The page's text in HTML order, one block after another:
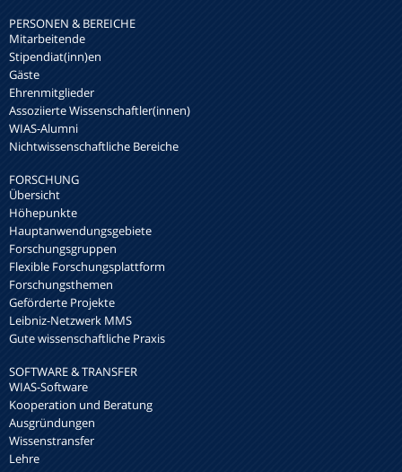
PERSONEN & BEREICHE
Mitarbeitende
Stipendiat(inn)en
Gäste
Ehrenmitglieder
Assoziierte Wissenschaftler(innen)
WIAS-Alumni
Nichtwissenschaftliche Bereiche
FORSCHUNG
Übersicht
Höhepunkte
Hauptanwendungsgebiete
Forschungsgruppen
Flexible Forschungsplattform
Forschungsthemen
Geförderte Projekte
Leibniz-Netzwerk MMS
Gute wissenschaftliche Praxis
SOFTWARE & TRANSFER
WIAS-Software
Kooperation und Beratung
Ausgründungen
Wissenstransfer
Lehre